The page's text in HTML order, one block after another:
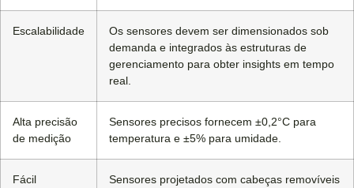
Escalabilidade
Os sensores devem ser dimensionados sob
demanda e integrados às estruturas de
gerenciamento para obter insights em tempo
real.
Alta precisão
de medição
Sensores precisos fornecem ±0,2°C para
temperatura e ±5% para umidade.
Fácil
Sensores projetados com cabeças removíveis